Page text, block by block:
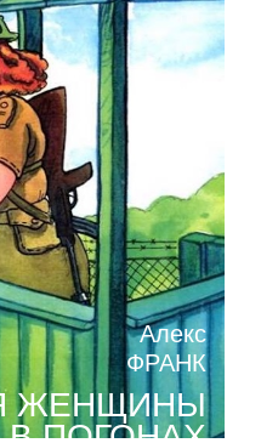
Алекс
ФРАНК
ЖЕНЩИНЫ